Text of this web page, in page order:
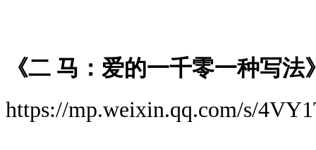
《二 马：爱的一千零一种写法
https://mp.weixin.qq.com/s/